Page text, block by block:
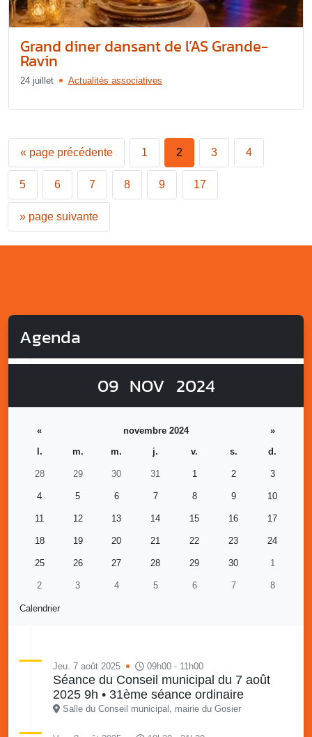
Grand diner dansant de l’AS Grande-
Ravin
24 juillet Actualités associatives
« page précédente 1 2 3 4
5 6 7 8 9 17
» page suivante
Agenda
09 NOV 2024
Calendrier
« novembre 2024
»
l.
m. m. j. v. s. d.
28 29 30 31 1 2 3
4 5 6 7 8 9 10
11 12 13 14 15 16 17
18 19 20 21 22 23 24
25 26 27 28 29 30 1
2 3 4 5 6 7 8
Jeu. 7 août 2025 09h00 - 11h00
Séance du Conseil municipal du 7 août
2025 9h • 31ème séance ordinaire
Salle du Conseil municipal, mairie du Gosier